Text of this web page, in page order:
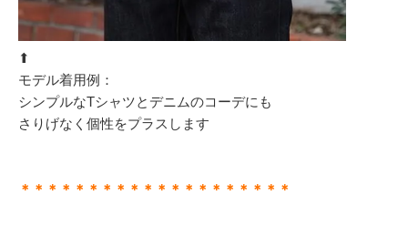
⬆︎
モデル着用例：
シンプルなTシャツとデニムのコーデにも
さりげなく個性をプラスします
＊＊＊＊＊＊＊＊＊＊＊＊＊＊＊＊＊＊＊＊